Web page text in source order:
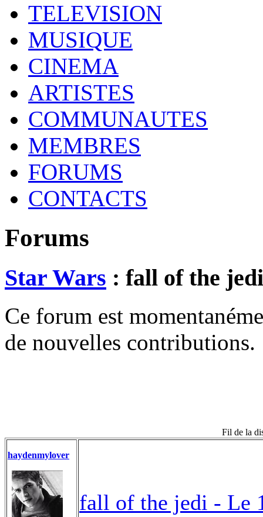
TELEVISION
MUSIQUE
CINEMA
ARTISTES
COMMUNAUTES
MEMBRES
FORUMS
CONTACTS
Forums
Star Wars : fall of the jedi
Ce forum est
de nouvelles contributions.
Fil de la
haydenmylover
fall of the jedi - Le